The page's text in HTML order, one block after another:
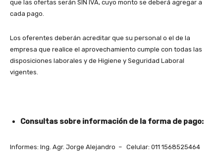
que las ofertas serán SIN IVA, cuyo monto se deberá agregar a
cada pago.
Los oferentes deberán acreditar que su personal o el de la
empresa que realice el aprovechamiento cumple con todas las
disposiciones laborales y de Higiene y Seguridad Laboral
vigentes.
Consultas sobre información de la forma de pago:
Informes: Ing. Agr. Jorge Alejandro – Celular: 011 1568525464